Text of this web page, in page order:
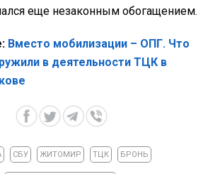
еще незаконным обогащением.
Вместо мобилизации – ОПГ. Что
в деятельности ТЦК в
СБУ ЖИТОМИР ТЦК БРОНЬ